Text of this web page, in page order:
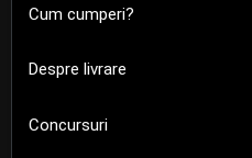
Cum cumperi?
Despre livrare
Concursuri